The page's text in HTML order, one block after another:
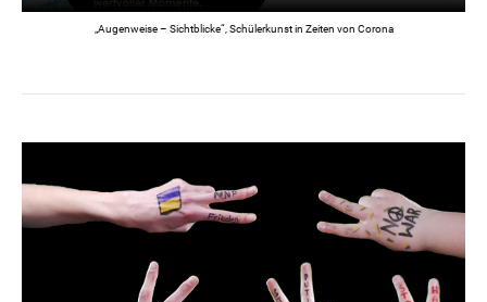
„Augenweise – Sichtblicke“, Schülerkunst in Zeiten von Corona